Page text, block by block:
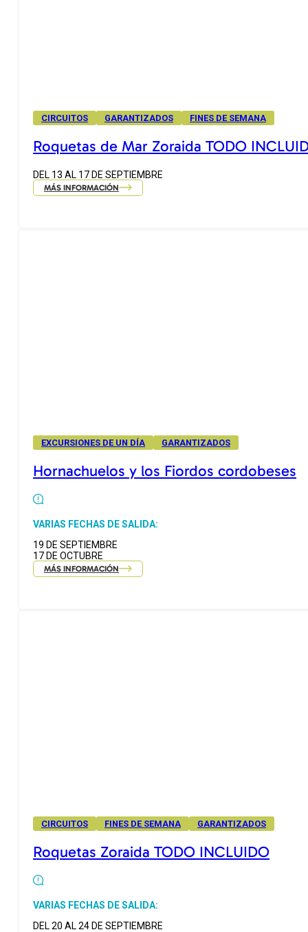
CIRCUITOS GARANTIZADOS FINES DE SEMANA
Roquetas de Mar Zoraida TODO
DEL 13 AL 17 DE SEPTIEMBRE
MÁS INFORMACIÓN
EXCURSIONES DE UN DÍA GARANTIZADOS
Hornachuelos y los Fiordos cordobeses
VARIAS FECHAS DE SALIDA:
19 DE SEPTIEMBRE
17 DE OCTUBRE
MÁS INFORMACIÓN
CIRCUITOS FINES DE SEMANA GARANTIZADOS
Roquetas Zoraida TODO INCLUIDO
VARIAS FECHAS DE SALIDA:
DEL 20 AL 24 DE SEPTIEMBRE